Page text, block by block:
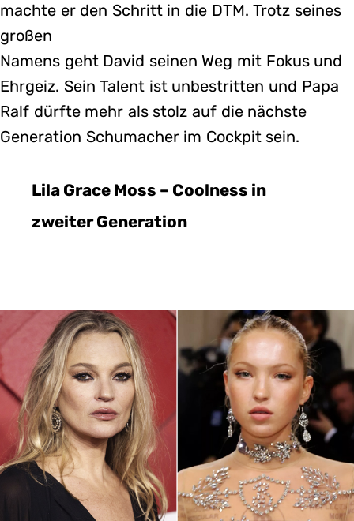
machte er den Schritt in die DTM. Trotz seines
großen
Namens geht David seinen Weg mit Fokus und
Ehrgeiz. Sein Talent ist unbestritten und Papa
Ralf dürfte mehr als stolz auf die nächste
Generation Schumacher im Cockpit sein.
Lila Grace Moss – Coolness in
zweiter Generation